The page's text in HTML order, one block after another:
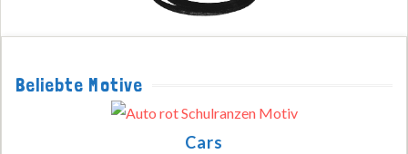
Beliebte Motive
Cars